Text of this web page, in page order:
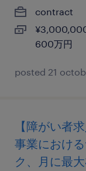
contract
600万円
posted 21
【障がい者
事業におけ
ク、月に最